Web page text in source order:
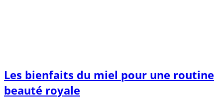
Les bienfaits du miel pour une routine
beauté royale